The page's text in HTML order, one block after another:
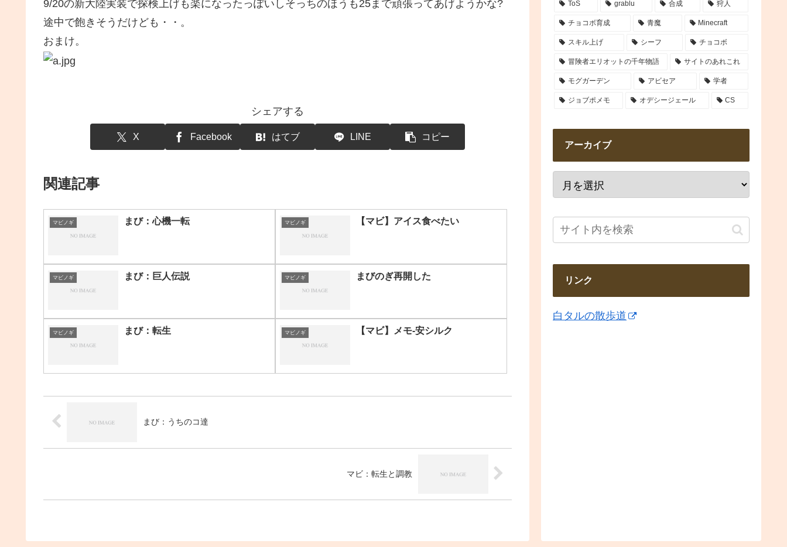
9/20の新大陸実装で探検上げも楽になったっぽいしそっちのほうも25まで頑張ってあげようかな?
途中で飽きそうだけども・・。
おまけ。
シェアする
X Facebook はてブ LINE コピー
関連記事
マビノギ まび：心機一転 マビノギ 【マビ】アイス食べたい
マビノギ まび：巨人伝説 マビノギ まびのぎ再開した
マビノギ まび：転生 マビノギ 【マビ】メモ-安シルク
まび：うちのコ達
マビ：転生と調教
ToS grablu 合成 狩人
チョコボ育成 青魔 Minecraft
スキル上げ シーフ チョコボ
冒険者エリオットの千年物語 サイトのあれこれ
モグガーデン アビセア 学者
ジョブポメモ オデシージェール CS
アーカイブ
リンク
白タルの散歩道